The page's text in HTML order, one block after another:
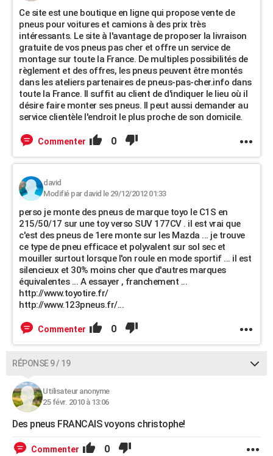
Ce site est une boutique en ligne qui propose vente de
pneus pour voitures et camions à des prix très
intéressants. Le site à l'avantage de proposer la livraison
gratuite de vos pneus pas cher et offre un service de
montage sur toute la France. De multiples possibilités de
règlement et des offres, les pneus peuvent être montés
dans les ateliers partenaires de pneus-pas-cher.info dans
toute la France. Il suffit au client de d'indiquer le lieu où il
désire faire monter ses pneus. Il peut aussi demander au
service clientèle l'endroit le plus proche de son domicile.
Commenter 0
david
Modifié par david le 29/12/2012 01:33
perso je monte des pneus de marque toyo le C1S en
215/50/17 sur une toy verso SUV 177CV . il est vrai que
c'est des pneus de 1ere monte sur les Mazda ... je trouve
ce type de pneu efficace et polyvalent sur sol sec et
mouiller surtout lorsque l'on roule en mode sportif ... il est
silencieux et 30% moins cher que d'autres marques
équivalentes ... A essayer , franchement ...
http://www.toyotire.fr/
http://www.123pneus.fr/...
Commenter 0
RÉPONSE 9 / 19
Utilisateur anonyme
25 févr. 2010 à 13:06
Des pneus FRANCAIS voyons christophe!
Commenter 0